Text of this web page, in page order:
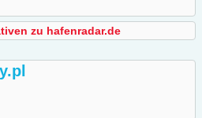
zu hafenradar.de